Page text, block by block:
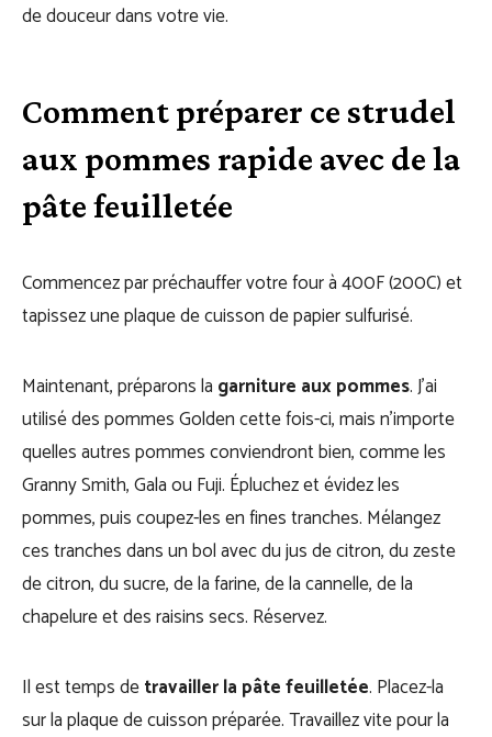
de douceur dans votre vie.
Comment préparer ce strudel
aux pommes rapide avec de la
pâte feuilletée
Commencez par préchauffer votre four à 400F (200C) et
tapissez une plaque de cuisson de papier sulfurisé.
Maintenant, préparons la garniture aux pommes. J’ai
utilisé des pommes Golden cette fois-ci, mais n’importe
quelles autres pommes conviendront bien, comme les
Granny Smith, Gala ou Fuji. Épluchez et évidez les
pommes, puis coupez-les en fines tranches. Mélangez
ces tranches dans un bol avec du jus de citron, du zeste
de citron, du sucre, de la farine, de la cannelle, de la
chapelure et des raisins secs. Réservez.
Il est temps detravailler la pâte feuilletée. Placez-la
sur la plaque de cuisson préparée. Travaillez vite pour la